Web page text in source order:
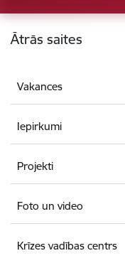
Kājene
Ātrās saites
Vakances
Iepirkumi
Projekti
Foto un video
Krīzes vadības centrs